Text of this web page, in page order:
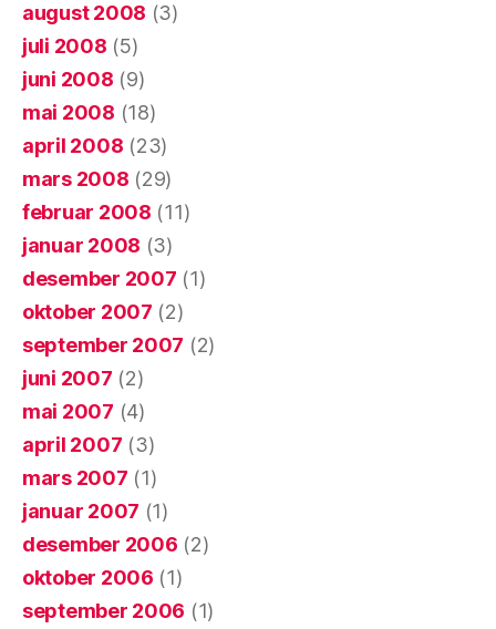
august 2008 (3)
juli 2008 (5)
juni 2008 (9)
mai 2008 (18)
april 2008 (23)
mars 2008 (29)
februar 2008 (11)
januar 2008 (3)
desember 2007 (1)
oktober 2007 (2)
september 2007 (2)
juni 2007 (2)
mai 2007 (4)
april 2007 (3)
mars 2007 (1)
januar 2007 (1)
desember 2006 (2)
oktober 2006 (1)
september 2006 (1)